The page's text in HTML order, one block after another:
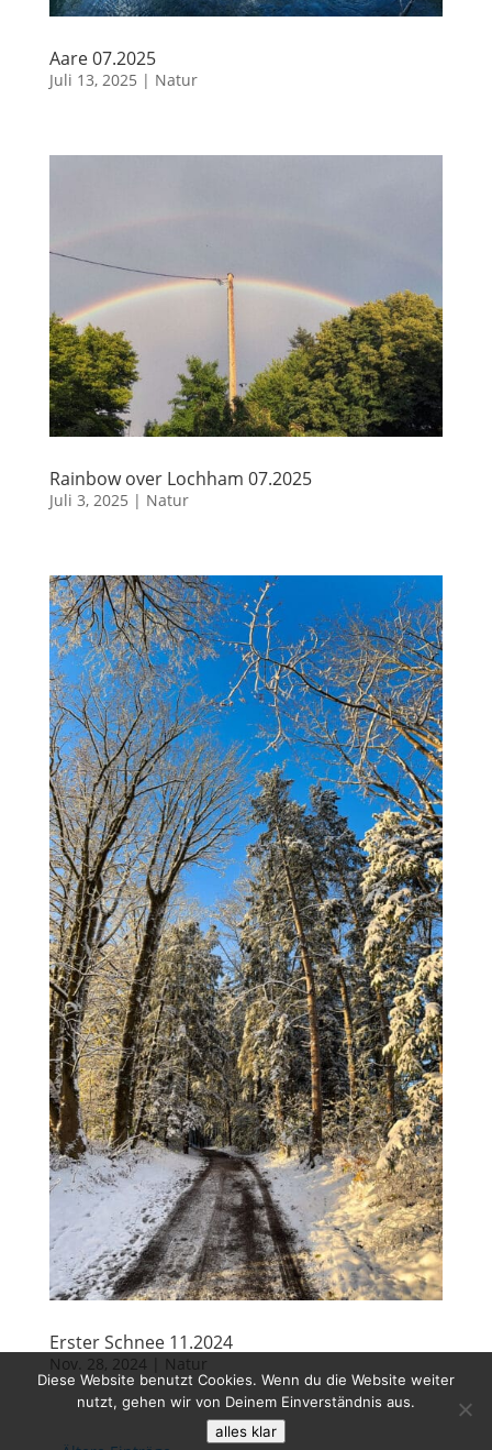
Aare 07.2025
Juli 13, 2025 | Natur
Rainbow over Lochham 07.2025
Juli 3, 2025 | Natur
Erster Schnee 11.2024
Nov. 28, 2024 Natur
Diese Website benutzt Cookies. Wenn du die Website weiter
nutzt, gehen wir von Deinem Einverständnis aus.
alles klar